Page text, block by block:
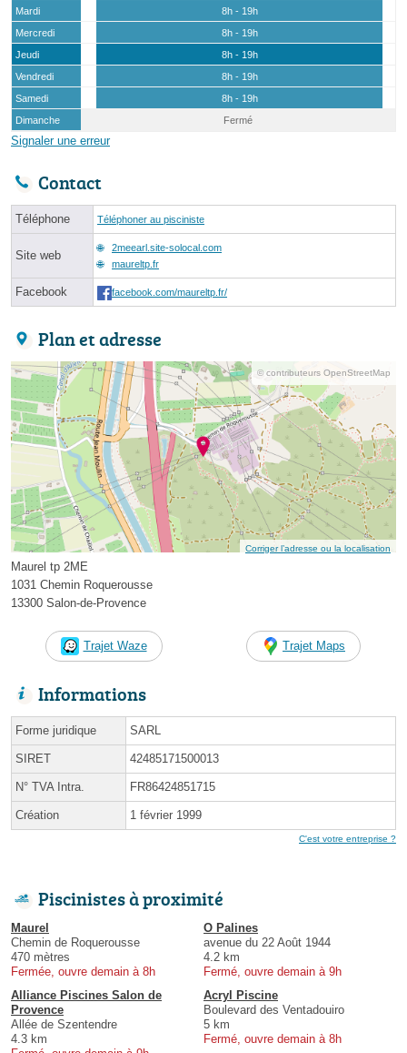
Mardi
8h - 19h
Mercredi
8h - 19h
Jeudi
8h - 19h
Vendredi
8h - 19h
Samedi
8h - 19h
Dimanche
Fermé
Signaler une erreur
Contact
Téléphone Téléphoner au pisciniste
Site web
2meearl.site-solocal.com
maureltp.fr
Facebook facebook.com/maureltp.fr/
Plan et adresse
© contributeurs OpenStreetMap
Corriger l’adresse ou la localisation
Maurel tp 2ME
1031 Chemin Roquerousse
13300 Salon-de-Provence
Trajet Waze Trajet Maps
Informations
Forme juridique SARL
SIRET 42485171500013
N° TVA Intra. FR86424851715
Création 1 février 1999
C'est votre entreprise ?
Piscinistes à proximité
Maurel
Chemin de Roquerousse
470 mètres
Fermée, ouvre demain à 8h
O Palines
avenue du 22 Août 1944
4.2 km
Fermé, ouvre demain à 9h
Alliance Piscines Salon de
Provence
Allée de Szentendre
4.3 km
Acryl Piscine
Boulevard des Ventadouiro
5 km
Fermé, ouvre demain à 8h